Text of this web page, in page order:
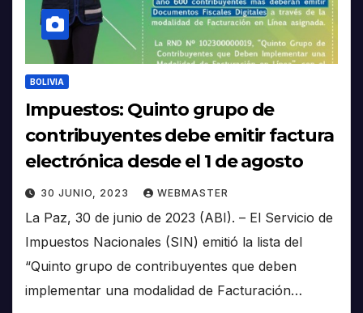
BOLIVIA
Impuestos: Quinto grupo de
contribuyentes debe emitir factura
electrónica desde el 1 de agosto
30 JUNIO, 2023 WEBMASTER
La Paz, 30 de junio de 2023 (ABI). – El Servicio de
Impuestos Nacionales (SIN) emitió la lista del
“Quinto grupo de contribuyentes que deben
implementar una modalidad de Facturación…